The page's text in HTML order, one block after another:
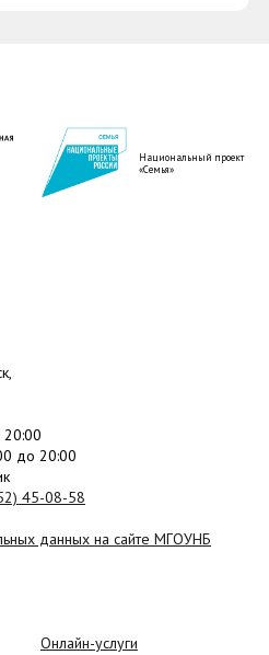
Национальный проект
«Семья»
20:00
до 20:00
45-08-58
данных на сайте МГОУНБ
Онлайн-услуги